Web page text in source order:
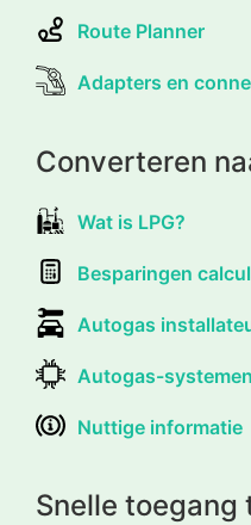
Route Planner
Adapters en
Converteren
Wat is LPG?
Besparingen
Autogas
Autogas-systemen
Nuttige informatie
Snelle toegang